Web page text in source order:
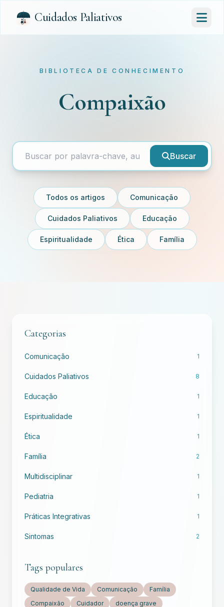
Cuidados Paliativos
BIBLIOTECA DE CONHECIMENTO
Compaixão
Buscar
Todos os artigos Comunicação
Cuidados Paliativos Educação
Espiritualidade Ética Família
Categorias
Comunicação 1
Cuidados Paliativos 8
Educação 1
Espiritualidade 1
Ética 1
Família 2
Multidisciplinar 1
Pediatria 1
Práticas Integrativas 1
Sintomas 2
Tags populares
Qualidade de Vida Comunicação
Família
Compaixão
Cuidador
doença grave